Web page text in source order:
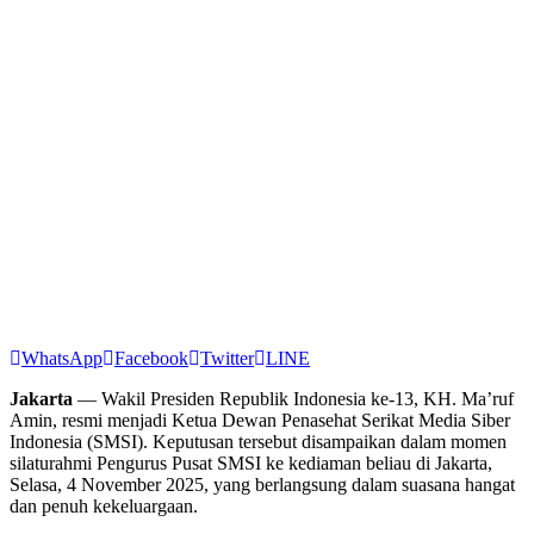
WhatsApp Facebook Twitter LINE
Jakarta — Wakil Presiden Republik Indonesia ke-13, KH. Ma’ruf
Amin, resmi menjadi Ketua Dewan Penasehat Serikat Media Siber
Indonesia (SMSI). Keputusan tersebut disampaikan dalam momen
silaturahmi Pengurus Pusat SMSI ke kediaman beliau di Jakarta,
Selasa, 4 November 2025, yang berlangsung dalam suasana hangat
dan penuh kekeluargaan.